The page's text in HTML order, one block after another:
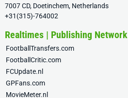
7007 CD, Doetinchem, Netherlands
+31(315)-764002
Realtimes | Publishing Network
FootballTransfers.com
FootballCritic.com
FCUpdate.nl
GPFans.com
MovieMeter.nl